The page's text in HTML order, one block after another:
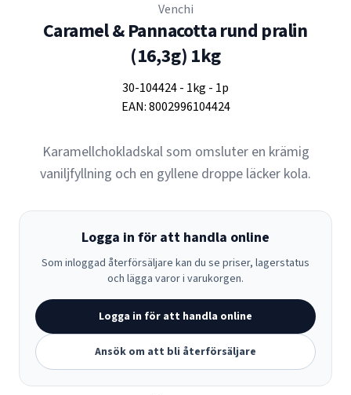
Venchi
Caramel & Pannacotta rund pralin
(16,3g) 1kg
30-104424- 1kg - 1p
EAN:8002996104424
Karamellchokladskal som omsluter en krämig
vaniljfyllning och en gyllene droppe läcker kola.
Logga in för att handla online
Som inloggad återförsäljare kan du se priser, lagerstatus
och lägga varor i varukorgen.
Logga in för att handla online
Ansök om att bli återförsäljare